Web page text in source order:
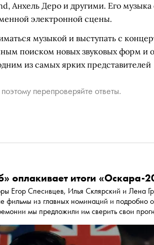
Анхель Деро и другими. Его музыка
электронной сцены.
музыкой и выступать с
поиском новых звуковых форм и
из самых ярких представителей
перепроверяйте ответы.
оплакивает итоги «Оскара-
Егор Спесивцев, Илья Склярский и Лена
фильмы из главных номинаций и подробно